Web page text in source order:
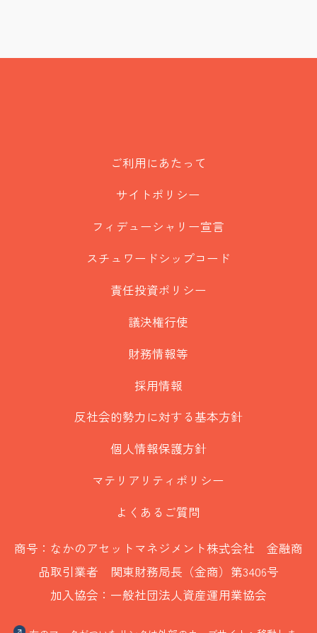
ご利用にあたって
サイトポリシー
フィデューシャリー宣言
スチュワードシップコード
責任投資ポリシー
議決権行使
財務情報等
採用情報
反社会的勢力に対する基本方針
個人情報保護方針
マテリアリティポリシー
よくあるご質問
商号：なかのアセットマネジメント株式会社 金融商
品取引業者 関東財務局長（金商）第3406号
加入協会：一般社団法人資産運用業協会